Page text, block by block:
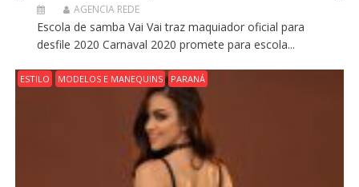
AGENCIA REDE
Escola de samba Vai Vai traz maquiador oficial para
desfile 2020 Carnaval 2020 promete para escola...
ESTILO MODELOS E MANEQUINS PARANÁ